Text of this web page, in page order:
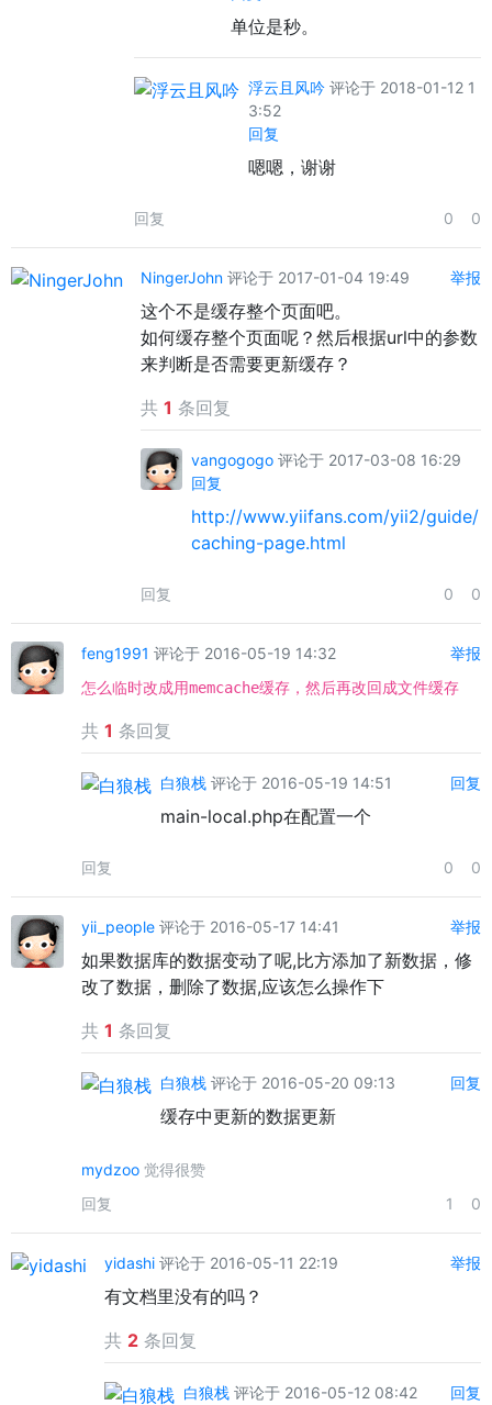
单位是秒。
浮云且风吟 评论于 2018-01-12 1
3:52
回复
嗯嗯，谢谢
回复 0 0
NingerJohn 评论于 2017-01-04 19:49 举报
这个不是缓存整个页面吧。
如何缓存整个页面呢？然后根据url中的参数
来判断是否需要更新缓存？
共 1 条回复
vangogogo 评论于 2017-03-08 16:29
回复
http://www.yiifans.com/yii2/guide/
caching-page.html
回复 0 0
feng1991 评论于 2016-05-19 14:32 举报
怎么临时改成用memcache缓存，然后再改回成文件缓存
共 1 条回复
白狼栈 评论于 2016-05-19 14:51 回复
main-local.php在配置一个
回复 0 0
yii_people 评论于 2016-05-17 14:41 举报
如果数据库的数据变动了呢,比方添加了新数据，修
改了数据，删除了数据,应该怎么操作下
共 1 条回复
白狼栈 评论于 2016-05-20 09:13 回复
缓存中更新的数据更新
mydzoo 觉得很赞
回复
1 0
yidashi 评论于 2016-05-11 22:19 举报
有文档里没有的吗？
共 2 条回复
白狼栈 评论于 2016-05-12 08:42 回复